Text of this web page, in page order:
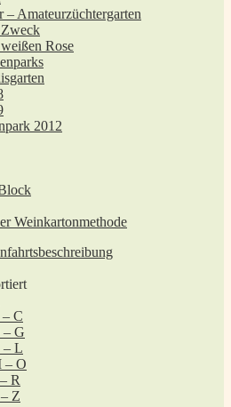
– Amateurzüchtergarten
Rose
2012
Weinkartonmethode
C
– G
– L
– O
R
Z